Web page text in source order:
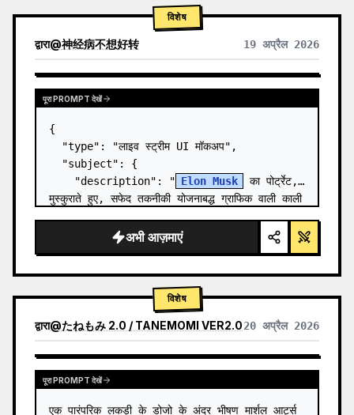
विशेष
द्वारा@神经病不想好转 19 अप्रैल 2026
पूरा PROMPT देखें
{
  "type": "लाइव स्ट्रीम UI मॉकअप",
  "subject": {
    "description": "
Elon Musk
का पोर्ट्रेट,
मुस्कुराते हुए, सफेद तकनीकी योजनाबद्ध ग्राफिक वाली काली
    "background": "बाईं ओर '{argument
name=\"le…
अभी आज़माएं
विशेष
द्वारा@たねもみ 2.0 / TANEMOMI VER2.020 अप्रैल 2026
पूरा PROMPT देखें
एक पारंपरिक लकड़ी के डोजो के अंदर भीषण मार्शल आर्ट्स